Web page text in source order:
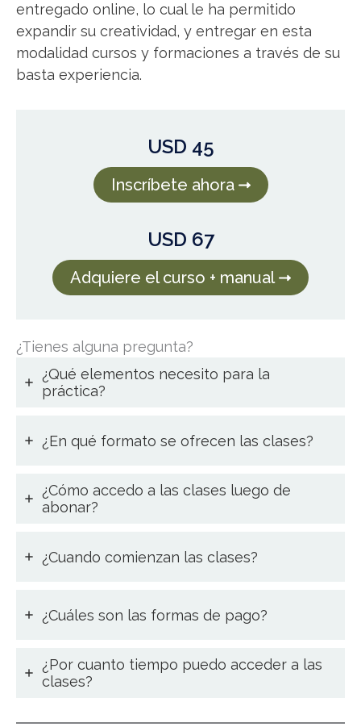
entregado online, lo cual le ha permitido
expandir su creatividad, y entregar en esta
modalidad cursos y formaciones a través de su
basta experiencia.
USD 45
Inscríbete ahora
USD 67
Adquiere el curso + manual
¿Tienes alguna pregunta?
¿Qué elementos necesito para la
práctica?
¿En qué formato se ofrecen las clases?
¿Cómo accedo a las clases luego de
abonar?
¿Cuando comienzan las clases?
¿Cuáles son las formas de pago?
¿Por cuanto tiempo puedo acceder a las
clases?